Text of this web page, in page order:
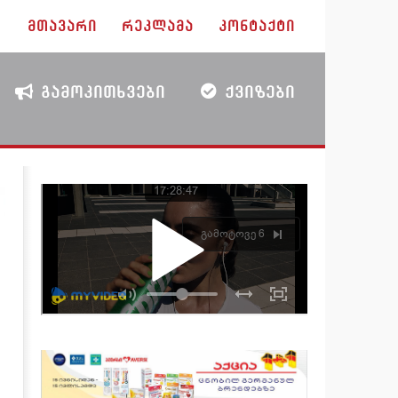
ᲛᲗᲐᲕᲐᲠᲘ ᲠᲔᲙᲚᲐᲛᲐ ᲙᲝᲜᲢᲐᲥᲢᲘ
ᲒᲐᲛᲝᲙᲘᲗᲮᲕᲔᲑᲘ ᲥᲕᲘᲖᲔᲑᲘ